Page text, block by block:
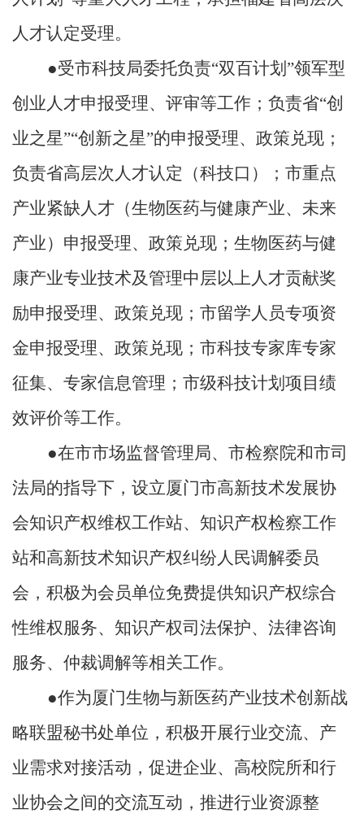
人才认定受理。
●受市科技局委托负责“双百计划”领军型
创业人才申报受理、评审等工作 ； 负责省“创
业之星”“创新之星”的申报受理、政策兑现；
负责省高层次人才认定（科技口） ； 市重点
产业紧缺人才（生物医药与健康产业、未来
产业）申报受理、政策兑现 ；生物医药与健
康产业专业技术及管理中层以上人才贡献奖
励申报受理、政策兑现 ；市留学人员专项资
金申报受理、政策兑现；市科技专家库专家
征集、专家信息管理； 市级科技计划项目绩
效评价等工作。
●在市市场监督管理局、市检察院和市司
法局的指导下，设立厦门市高新技术发展协
会知识产权维权工作站、知识产权检察工作
站和高新技术知识产权纠纷人民调解委员
会，积极为会员单位免费提供知识产权综合
性维权服务、知识产权司法保护、法律咨询
服务、仲裁调解等相关工作。
●作为厦门生物与新医药产业技术创新战
略联盟秘书处单位， 积极开展行业交流、产
业需求对接活动，促进企业、高校院所和行
业协会之间的交流互动，推进行业资源整